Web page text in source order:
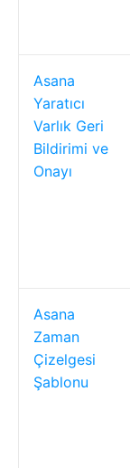
Asana
Yaratıcı
Varlık Geri
Bildirimi ve
Onayı
Asana
Zaman
Çizelgesi
Şablonu